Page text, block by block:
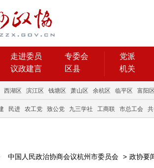
走进委员
专委会
议政建言 区县
党派
机关
西湖区 滨江区 钱塘区 萧山区 余杭区 临平区 富阳
民进 农工党 致公党 九三学社 工商联 市总工会
中国人民政治协商会议杭州市委员会 > 政协要